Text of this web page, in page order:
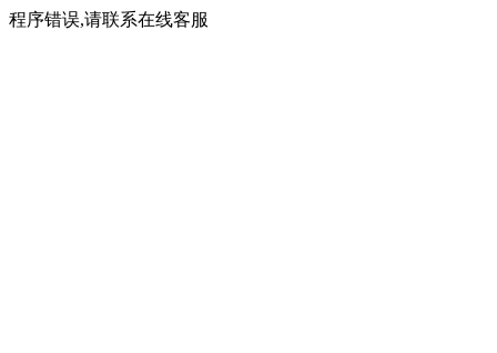
程序错误,请联系在线客服